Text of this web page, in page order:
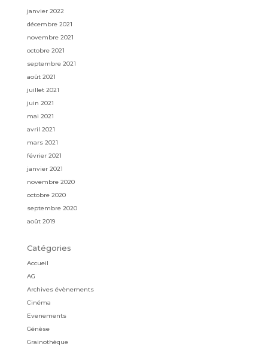
janvier 2022
décembre 2021
novembre 2021
octobre 2021
septembre 2021
août 2021
juillet 2021
juin 2021
mai 2021
avril 2021
mars 2021
février 2021
janvier 2021
novembre 2020
octobre 2020
septembre 2020
août 2019
Catégories
Accueil
AG
Archives évènements
Cinéma
Evenements
Génèse
Grainothèque